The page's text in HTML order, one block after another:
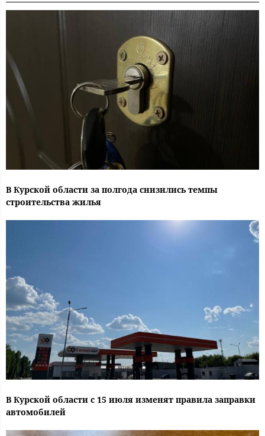
В Курской области за полгода снизились темпы
строительства жилья
В Курской области с 15 июля изменят правила заправки
автомобилей